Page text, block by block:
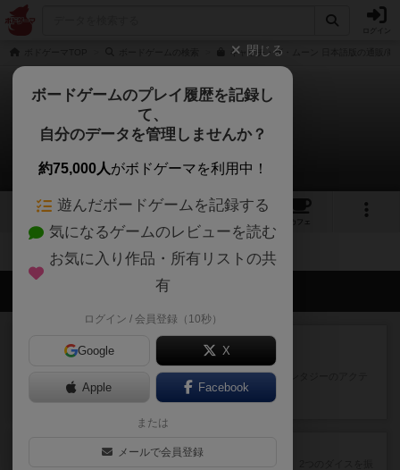
キャッチ・ザ・ムーン 日本語版の通販/商
キャッチ・ザ・ムーン
拡張/関連作品 0件
15 1 20
カフェ
会員の新しい投稿
エコーズ・オブ・タイム
カードゲームにファイナルファンタジーのアクテ
ィブタイムバトル（もしくは...
約3時間前by ジェイとと
シャット・ザ・ボックス
閉じる
ボードゲームのプレイ履歴を記録し
て、
自分のデータを管理しませんか？
約75,000人がボドゲーマを利用中！
遊んだボードゲームを記録する
気になるゲームのレビューを読む
お気に入り作品・所有リストの共
有
ログイン / 会員登録（10秒）
Google X
Apple Facebook
または
メールで会員登録